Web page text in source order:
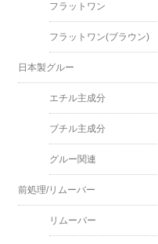
フラットワン
フラットワン(ブラウン)
日本製グルー
エチル主成分
ブチル主成分
グルー関連
前処理/リムーバー
リムーバー